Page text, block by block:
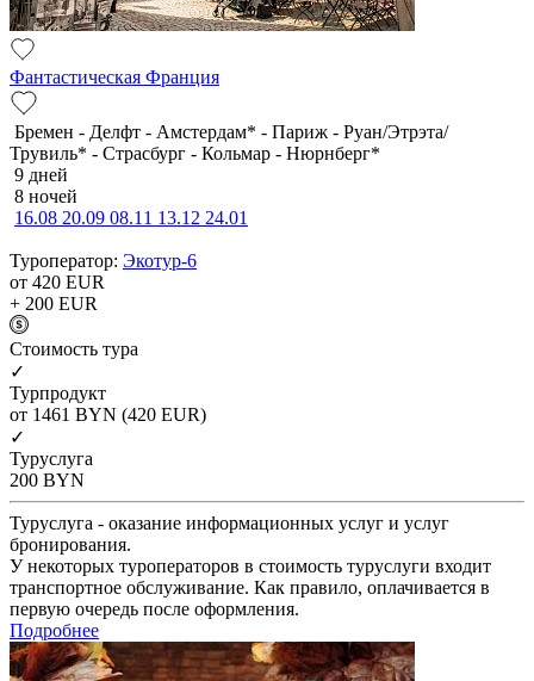
Фантастическая Франция
Бремен - Делфт - Амстердам* - Париж - Руан/Этрэта/
Трувиль* - Страсбург - Кольмар - Нюрнберг*
9 дней
8 ночей
16.08 20.09 08.11 13.12 24.01
Туроператор: Экотур-6
от 420 EUR
+ 200 EUR
Cтоимость тура
✓
Турпродукт
от 1461 BYN (420 EUR)
✓
Туруслуга
200 BYN
Туруслуга - оказание информационных услуг и услуг
бронирования.
У некоторых туроператоров в стоимость туруслуги входит
транспортное обслуживание. Как правило, оплачивается в
первую очередь после оформления.
Подробнее